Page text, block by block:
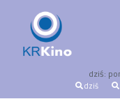
dziś:
dziś